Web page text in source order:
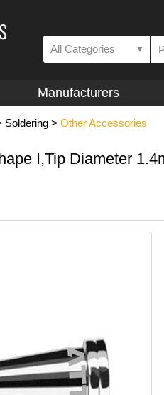
All Categories ▼
Manufacturers
Soldering > Other Accessories
I,Tip Diameter